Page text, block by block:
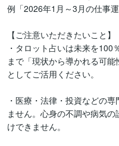
例「2026年1月～3月の仕事
【ご注意いただきたいこと】
・タロット占いは未来を100
まで「現状から導かれる可能
としてご活用ください。
・医療・法律・投資などの
ません。心身の不調や病気
けできません。